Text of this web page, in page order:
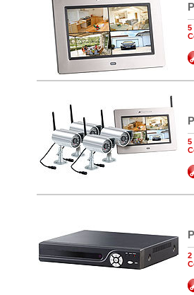
5
5
2